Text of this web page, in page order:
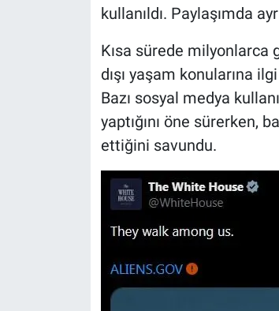
kullanıldı. Paylaşımda
Kısa sürede milyonlarca
dışı yaşam konularına
Bazı sosyal medya
yaptığını öne sürerken,
ettiğini savundu.